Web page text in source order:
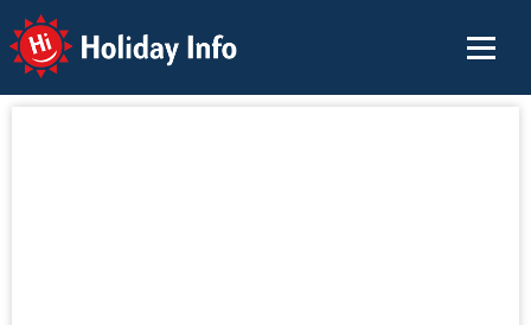
Holiday Info